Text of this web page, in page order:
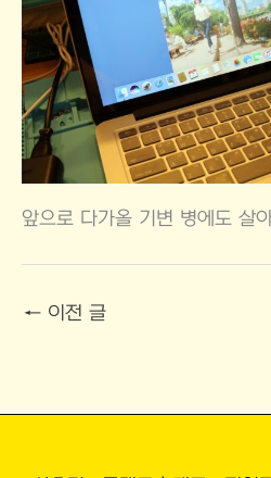
앞으로 다가올 기변 병에도 살
← 이전 글